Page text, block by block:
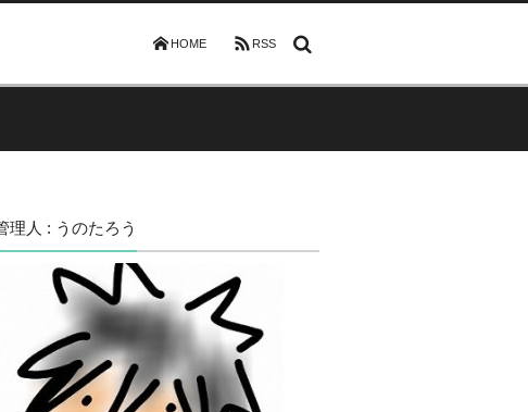
HOME RSS
理人 : うのたろう